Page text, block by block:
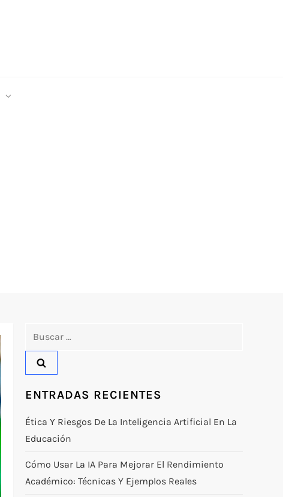
ENTRADAS RECIENTES
Ética Y Riesgos De La Inteligencia Artificial En La
Educación
Cómo Usar La IA Para Mejorar El Rendimiento
Académico: Técnicas Y Ejemplos Reales